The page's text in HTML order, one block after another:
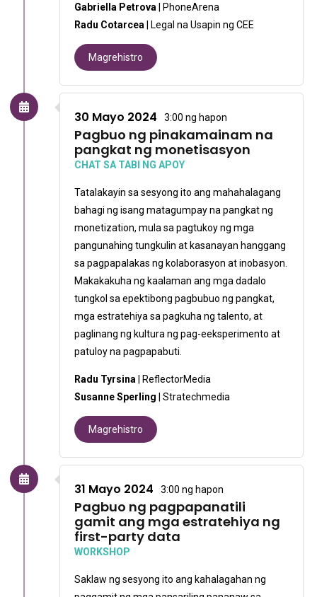
Gabriella Petrova
| PhoneArena
Radu Cotarcea
| Legal na Usapin ng CEE
Magrehistro
30 Mayo 2024 3:00 ng hapon
Pagbuo ng pinakamainam na
pangkat ng monetisasyon
CHAT SA TABI NG APOY
Tatalakayin sa sesyong ito ang mahahalagang
bahagi ng isang matagumpay na pangkat ng
monetization, mula sa pagtukoy ng mga
pangunahing tungkulin at kasanayan hanggang
sa pagpapalakas ng kolaborasyon at inobasyon.
Makakakuha ng kaalaman ang mga dadalo
tungkol sa epektibong pagbubuo ng pangkat,
mga estratehiya sa pagkuha ng talento, at
paglinang ng kultura ng pag-eeksperimento at
patuloy na pagpapabuti.
Radu Tyrsina
| ReflectorMedia
Susanne Sperling
| Stratechmedia
Magrehistro
31 Mayo 2024 3:00 ng hapon
Pagbuo ng pagpapanatili
gamit ang mga estratehiya ng
first-party data
WORKSHOP
Saklaw ng sesyong ito ang kahalagahan ng